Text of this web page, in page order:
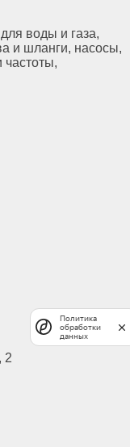
воды и газа,
и шланги, насосы,
частоты,
2
Политика
обработки
данных